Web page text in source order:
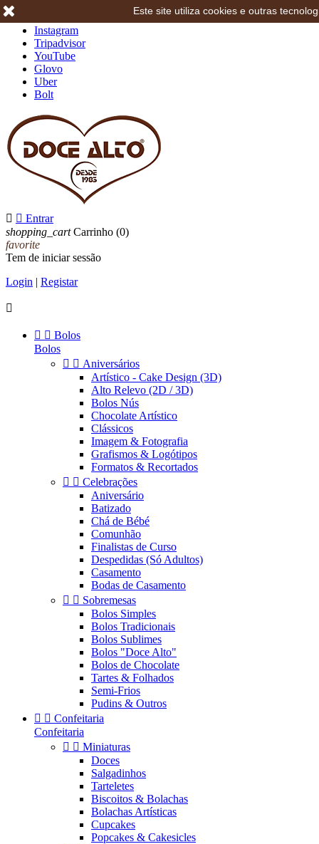
Instagram
Tripadvisor
YouTube
Glovo
Uber
Bolt
  Entrar
shopping_cart Carrinho (0)
favorite
Tem de iniciar sessão
Login | Registar

  Bolos
Bolos
  Aniversários
Artístico - Cake Design (3D)
Alto Relevo (2D / 3D)
Bolos Nús
Chocolate Artístico
Clássicos
Imagem & Fotografia
Grafismos & Logótipos
Formatos & Recortados
  Celebrações
Aniversário
Batizado
Chá de Bébé
Comunhão
Finalistas de Curso
Despedidas (Só Adultos)
Casamento
Bodas de Casamento
  Sobremesas
Bolos Simples
Bolos Tradicionais
Bolos Sublimes
Bolos "Doce Alto"
Bolos de Chocolate
Tartes & Folhados
Semi-Frios
Pudins & Outros
  Confeitaria
Confeitaria
  Miniaturas
Doces
Salgadinhos
Tarteletes
Biscoitos & Bolachas
Bolachas Artísticas
Cupcakes
Popcakes & Cakesicles
Este site utiliza cookies e outras